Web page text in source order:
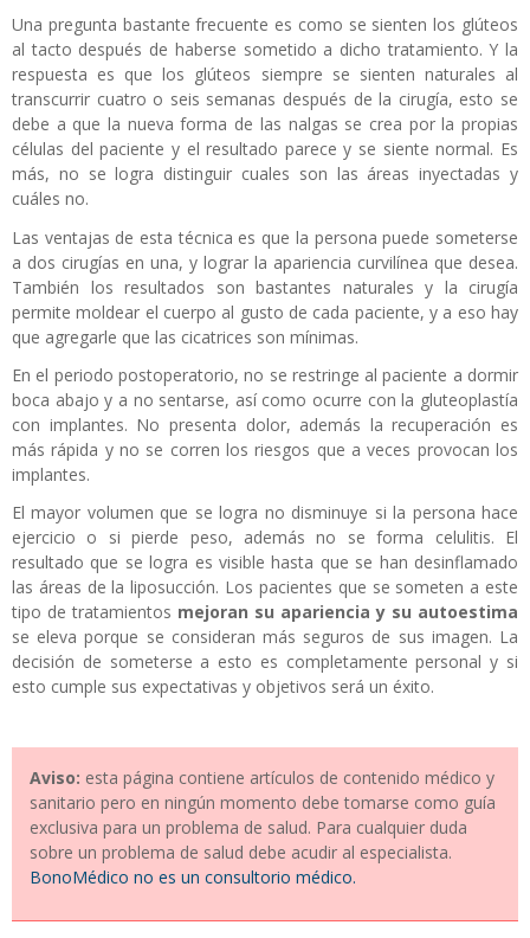
Una pregunta bastante frecuente es como se sienten los glúteos
al tacto después de haberse sometido a dicho tratamiento. Y la
respuesta es que los glúteos siempre se sienten naturales al
transcurrir cuatro o seis semanas después de la cirugía, esto se
debe a que la nueva forma de las nalgas se crea por la propias
células del paciente y el resultado parece y se siente normal. Es
más, no se logra distinguir cuales son las áreas inyectadas y
cuáles no.
Las ventajas de esta técnica es que la persona puede someterse
a dos cirugías en una, y lograr la apariencia curvilínea que desea.
También los resultados son bastantes naturales y la cirugía
permite moldear el cuerpo al gusto de cada paciente, y a eso hay
que agregarle que las cicatrices son mínimas.
En el periodo postoperatorio, no se restringe al paciente a dormir
boca abajo y a no sentarse, así como ocurre con la gluteoplastía
con implantes. No presenta dolor, además la recuperación es
más rápida y no se corren los riesgos que a veces provocan los
implantes.
El mayor volumen que se logra no disminuye si la persona hace
ejercicio o si pierde peso, además no se forma celulitis. El
resultado que se logra es visible hasta que se han desinflamado
las áreas de la liposucción. Los pacientes que se someten a este
tipo de tratamientos mejoran su apariencia y su autoestima
se eleva porque se consideran más seguros de sus imagen. La
decisión de someterse a esto es completamente personal y si
esto cumple sus expectativas y objetivos será un éxito.
Aviso: esta página contiene artículos de contenido médico y
sanitario pero en ningún momento debe tomarse como guía
exclusiva para un problema de salud. Para cualquier duda
sobre un problema de salud debe acudir al especialista.
BonoMédico no es un consultorio médico.